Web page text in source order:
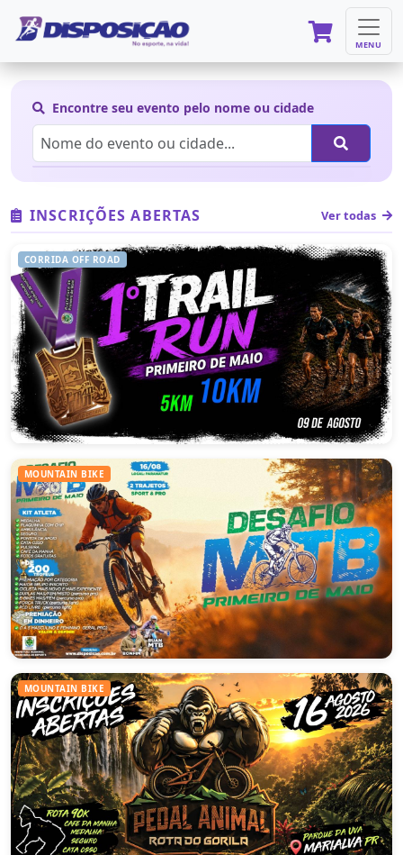
MENU
Encontre seu evento pelo nome ou cidade
INSCRIÇÕES ABERTAS Ver todas
CORRIDA OFF ROAD
1º TRAIL RUN PRIMEIRO DE MAIO
PRIMEIRO DE MAIO – PR
09/08/2026
MOUNTAIN BIKE
3º DESAFIO MTB PRIMEIRO DE MAIO
PRIMEIRO DE MAIO – PR
16/08/2026
MOUNTAIN BIKE